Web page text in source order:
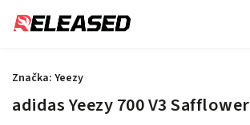
adidas Yeezy 700 V3 Safflower
Značka: Yeezy